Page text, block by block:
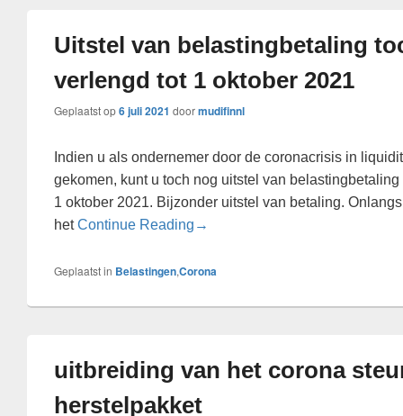
Uitstel van belastingbetaling
verlengd tot 1 oktober 2021
Geplaatst op6 juli 2021 doormudifinnl
Indien u als ondernemer door de coronacrisis in
gekomen, kunt u toch nog uitstel van belastingbetaling
1 oktober 2021. Bijzonder uitstel van betaling.
hetContinue Reading Uitstel van belastingbetaling
→
Geplaatst in Belastingen,Corona
uitbreiding van het corona
herstelpakket